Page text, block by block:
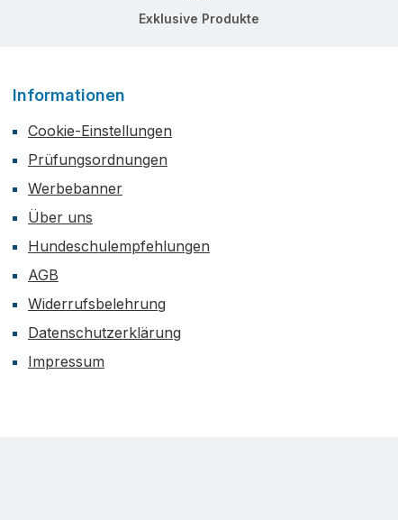
Exklusive Produkte
Informationen
Cookie-Einstellungen
Prüfungsordnungen
Werbebanner
Über uns
Hundeschulempfehlungen
AGB
Widerrufsbelehrung
Datenschutzerklärung
Impressum